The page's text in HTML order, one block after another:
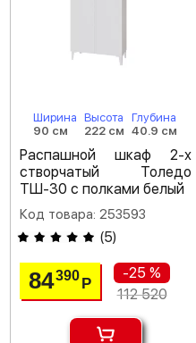
Ширина
90 см
Высота
222 см
Глубина
40.9 см
Распашной шкаф 2-х
створчатый Толедо
ТШ-30 с полками белый
Код товара: 253593
(5)
84390 Р
-25 %
112 520